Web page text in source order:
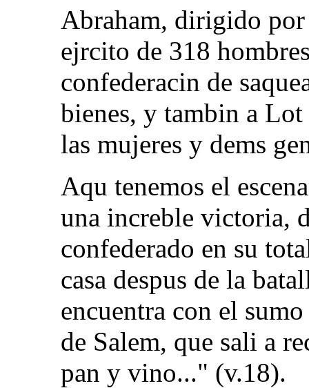
Abraham, dirigido
ejrcito de 318
confederacin de
bienes, y tambin a
las mujeres y dems
Aqu tenemos el
una increble victoria,
confederado en su
casa despus de la
encuentra con el
de Salem, que sali a
pan y vino..." (v.18).